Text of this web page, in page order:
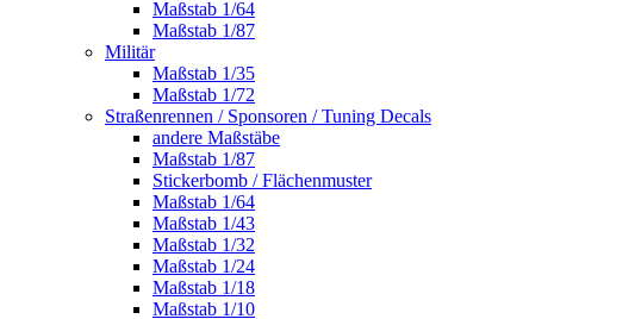
Maßstab 1/64
Maßstab 1/87
Militär
Maßstab 1/35
Maßstab 1/72
Straßenrennen / Sponsoren / Tuning Decals
andere Maßstäbe
Maßstab 1/87
Stickerbomb / Flächenmuster
Maßstab 1/64
Maßstab 1/43
Maßstab 1/32
Maßstab 1/24
Maßstab 1/18
Maßstab 1/10